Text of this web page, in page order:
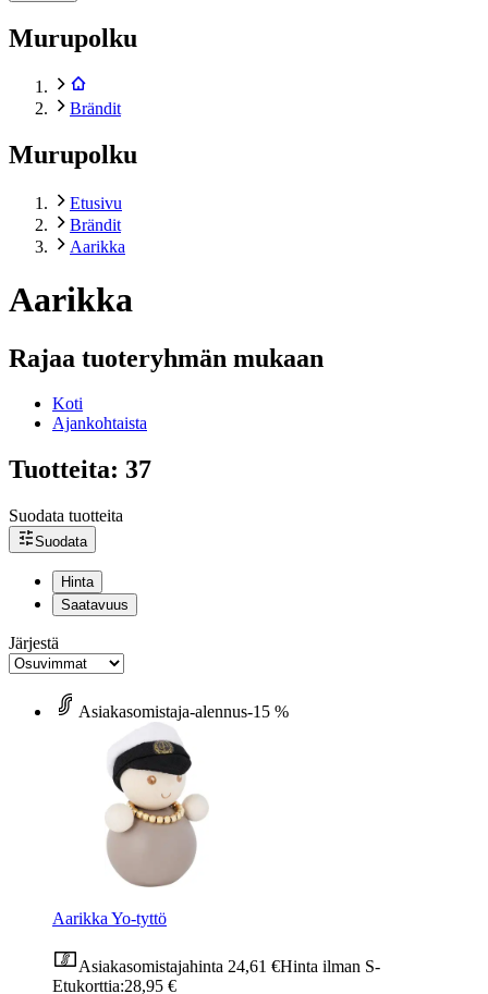
Murupolku
Brändit
Murupolku
Etusivu
Brändit
Aarikka
Aarikka
Rajaa tuoteryhmän mukaan
Koti
Ajankohtaista
Tuotteita: 37
Suodata tuotteita
Suodata
Hinta
Saatavuus
Järjestä
Asiakasomistaja-alennus-15 %
Aarikka Yo-tyttö
Asiakasomistajahinta 24,61 €Hinta ilman S-
Etukorttia:28,95 €